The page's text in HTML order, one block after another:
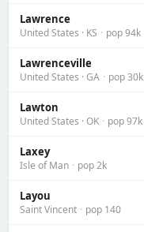
Lawrence
United States · KS · pop 94k
Lawrenceville
United States · GA · pop 30k
Lawton
United States · OK · pop 97k
Laxey
Isle of Man · pop 2k
Layou
Saint Vincent · pop 140